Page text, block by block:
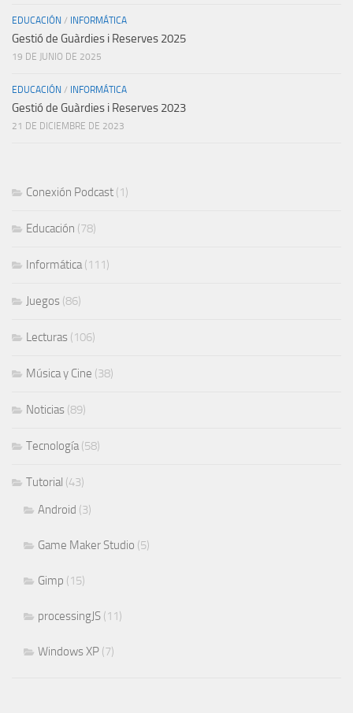
EDUCACIÓN / INFORMÁTICA
Gestió de Guàrdies i Reserves 2025
19 DE JUNIO DE 2025
EDUCACIÓN / INFORMÁTICA
Gestió de Guàrdies i Reserves 2023
21 DE DICIEMBRE DE 2023
Conexión Podcast (1)
Educación (78)
Informática(111)
Juegos (86)
Lecturas (106)
Música y Cine (38)
Noticias (89)
Tecnología(58)
Tutorial (43)
Android (3)
Game Maker Studio (5)
Gimp (15)
processingJS (11)
Windows XP (7)